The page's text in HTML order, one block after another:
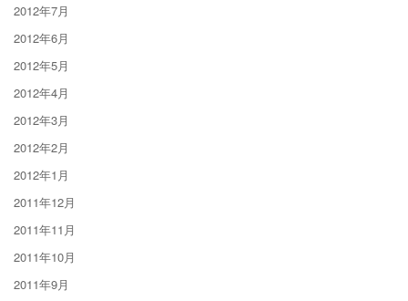
2012年7月
2012年6月
2012年5月
2012年4月
2012年3月
2012年2月
2012年1月
2011年12月
2011年11月
2011年10月
2011年9月